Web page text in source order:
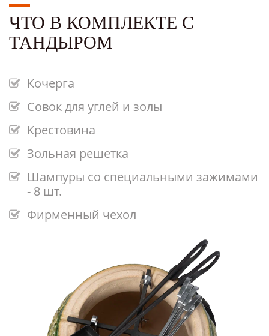
ЧТО В КОМПЛЕКТЕ С
ТАНДЫРОМ
Кочерга
Совок для углей и золы
Крестовина
Зольная решетка
Шампуры со специальными зажимами
- 8 шт.
Фирменный чехол